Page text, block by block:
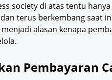
society di atas tentu
terus berkembang saat
alasan kenapa
Pembayaran